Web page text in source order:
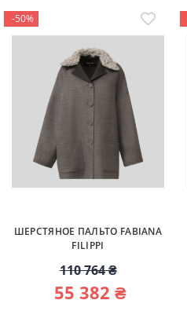
-50%
ШЕРСТЯНОЕ ПАЛЬТО FABIANA
FILIPPI
110 764 ₴
55 382 ₴